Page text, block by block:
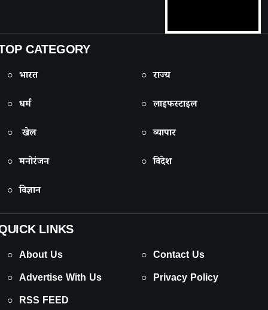
CATEGORY
○ भारत
○ राज्य
○ धर्म
○ लाइफस्टाइल
○ खेल
○ व्यापार
○ मनोरंजन
○ विदेश
○ विज्ञान
LINKS
○ About Us
○ Contact Us
○ Advertise With Us
○ Privacy Policy
○ RSS FEED